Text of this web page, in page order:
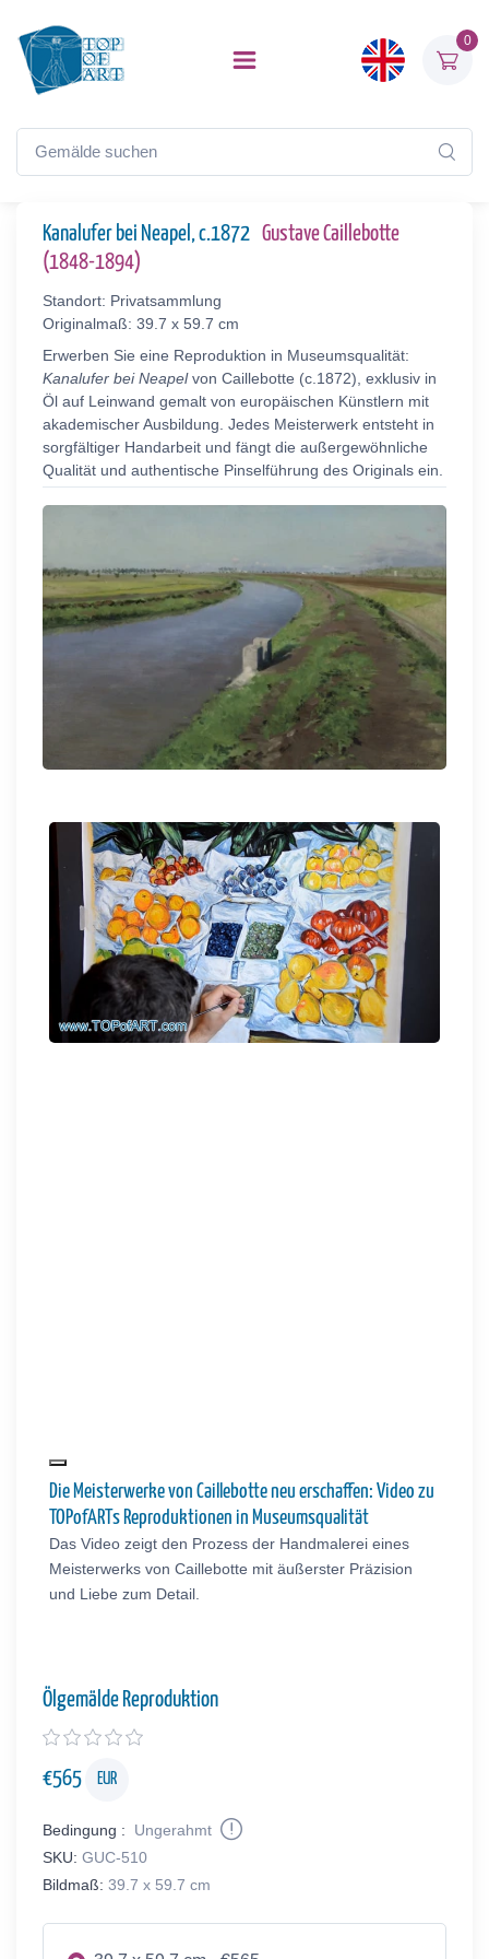
0
Kanalufer bei Neapel, c.1872 Gustave Caillebotte
(1848-1894)
Standort: Privatsammlung
Originalmaß: 39.7 x 59.7 cm
Erwerben Sie eine Reproduktion in Museumsqualität:
Kanalufer bei Neapelvon Caillebotte (c.1872), exklusiv in
Öl auf Leinwand gemalt von europäischen Künstlern mit
akademischer Ausbildung. Jedes Meisterwerk entsteht in
sorgfältiger Handarbeit und fängt die außergewöhnliche
Qualität und authentische Pinselführung des Originals ein.
Die Meisterwerke von Caillebotte neu erschaffen: Video zu
TOPofARTs Reproduktionen in Museumsqualität
Das Video zeigt den Prozess der Handmalerei eines
Meisterwerks von Caillebotte mit äußerster Präzision
und Liebe zum Detail.
Ölgemälde Reproduktion
€565 EUR
Bedingung :
Ungerahmt
SKU: GUC-510
Bildmaß: 39.7 x 59.7 cm